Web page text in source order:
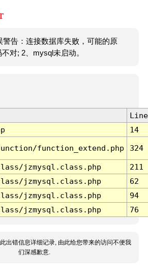
警告：连接数据库失败，可能的原
对; 2、mysql未启动。
Line
14
function_extend.php 324
jzmysql.class.php
211
jzmysql.class.php
62
jzmysql.class.php
94
jzmysql.class.php 76
出错信息详细记录, 由此给您带来的访问不便我
们深感歉意.